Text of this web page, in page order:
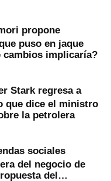
propone
puso en jaque
cambios implicaría?
Stark regresa a
que dice el ministro
la petrolera
sociales
del negocio de
del